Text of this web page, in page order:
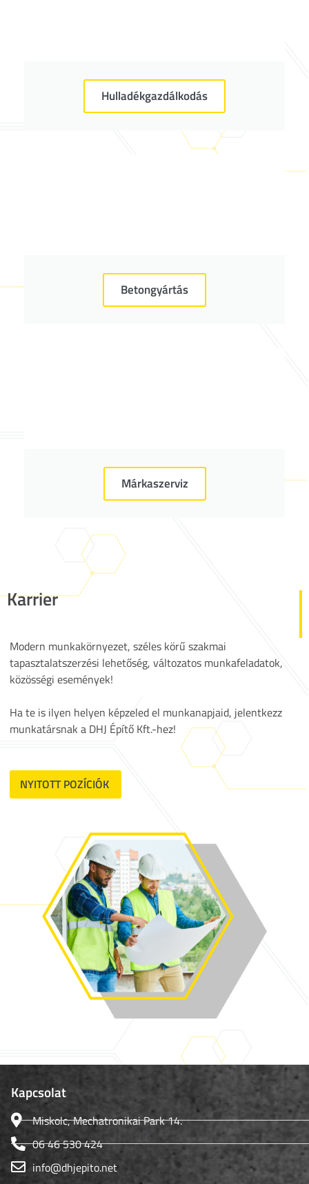
Hulladékgazdálkodás
Betongyártás
Márkaszerviz
Karrier
Modern munkakörnyezet, széles körű szakmai
tapasztalatszerzési lehetőség, változatos munkafeladatok,
közösségi események!
Ha te is ilyen helyen képzeled el munkanapjaid, jelentkezz
munkatársnak a DHJ Építő Kft.-hez!
NYITOTT POZÍCIÓK
Kapcsolat
Miskolc, Mechatronikai Park 14.
06 46 530 424
info@dhjepito.net